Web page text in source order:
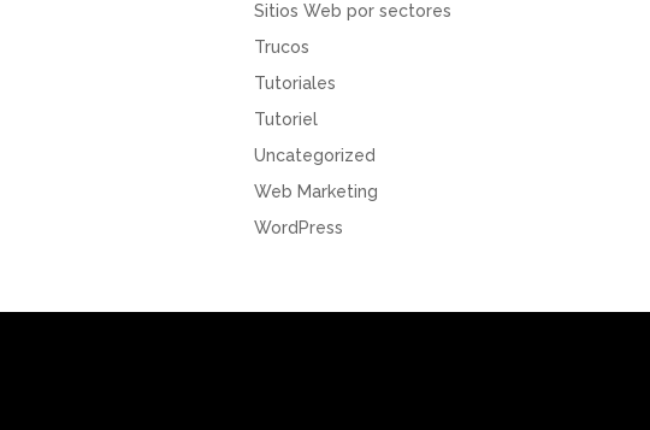
Sitios Web por sectores
Trucos
Tutoriales
Tutoriel
Uncategorized
Web Marketing
WordPress